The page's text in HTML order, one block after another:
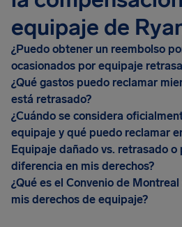
equipaje de
¿Puedo obtener un reembolso
ocasionados por equipaje
¿Qué gastos puedo reclamar
está retrasado?
¿Cuándo se considera
equipaje y qué puedo reclamar
Equipaje dañado vs. retrasado o
diferencia en mis derechos?
¿Qué es el Convenio de
mis derechos de equipaje?